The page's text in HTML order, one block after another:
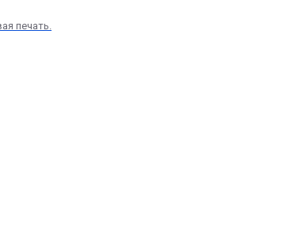
печать.
Брошюр А-4 в